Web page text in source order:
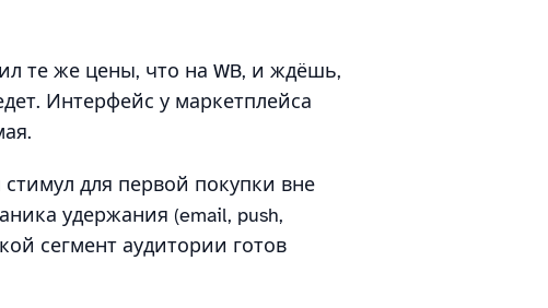
те же цены, что на WB, и ждёшь,
Интерфейс у маркетплейса
для первой покупки вне
удержания (email, push,
сегмент аудитории готов